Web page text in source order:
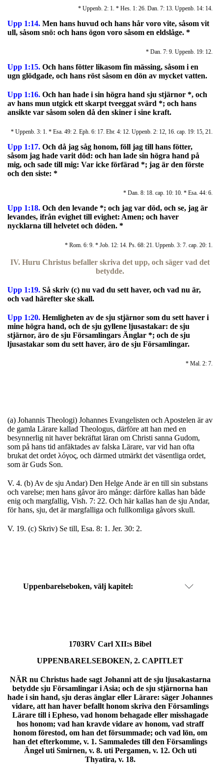
* Uppenb. 2: 1. * Hes. 1: 26. Dan. 7: 13. Uppenb. 14: 14.
Upp 1:14. Men hans huvud och hans hår voro vite, såsom vit
ull, såsom snö: och hans ögon voro såsom en eldslåge. *
* Dan. 7: 9. Uppenb. 19: 12.
Upp 1:15. Och hans fötter likasom fin mässing, såsom i en
ugn glödgade, och hans röst såsom en dön av mycket vatten.
Upp 1:16. Och han hade i sin högra hand sju stjärnor *, och
av hans mun utgick ett skarpt tveeggat svärd *; och hans
ansikte var såsom solen då den skiner i sine kraft.
* Uppenb. 3: 1. * Esa. 49: 2. Eph. 6: 17. Ebr. 4: 12. Uppenb. 2: 12, 16. cap. 19: 15, 21.
Upp 1:17. Och då jag såg honom, föll jag till hans fötter,
såsom jag hade varit död: och han lade sin högra hand på
mig, och sade till mig: Var icke förfärad *; jag är den förste
och den siste: *
* Dan. 8: 18. cap. 10: 10. * Esa. 44: 6.
Upp 1:18. Och den levande *; och jag var död, och se, jag är
levandes, ifrån evighet till evighet: Amen; och haver
nycklarna till helvetet och döden. *
* Rom. 6: 9. * Job. 12: 14. Ps. 68: 21. Uppenb. 3: 7. cap. 20: 1.
IV. Huru Christus befaller skriva det upp, och säger vad det
betydde.
Upp 1:19. Så skriv (c) nu vad du sett haver, och vad nu är,
och vad härefter ske skall.
Upp 1:20. Hemligheten av de sju stjärnor som du sett haver i
mine högra hand, och de sju gyllene ljusastakar: de sju
stjärnor, äro de sju Församlingars Änglar *; och de sju
ljusastakar som du sett haver, äro de sju Församlingar.
* Mal. 2: 7.
(a) Johannis Theologi) Johannes Evangelisten och Apostelen är av
de gamla Lärare kallad Theologus, därföre att han med en
besynnerlig nit haver bekräftat läran om Christi sanna Gudom,
som på hans tid anfäktades av falska Lärare, var vid han ofta
brukat det ordet λόγος, och därmed utmärkt det väsentliga ordet,
som är Guds Son.
V. 4. (b) Av de sju Andar) Den Helge Ande är en till sin substans
och varelse; men hans gåvor äro månge: därföre kallas han både
enig och margfallig, Vish. 7: 22. Och här kallas han de sju Andar,
för hans, sju, det är margfalliga och fullkomliga gåvors skull.
V. 19. (c) Skriv) Se till, Esa. 8: 1. Jer. 30: 2.
Uppenbarelseboken, välj kapitel:
1703RV Carl XII:s Bibel
UPPENBARELSEBOKEN, 2. CAPITLET
NÄR nu Christus hade sagt Johanni att de sju ljusakastarna
betydde sju Församlingar i Asia; och de sju stjärnorna han
hade i sin hand, sju deras änglar eller Lärare: säger Johannes
vidare, att han haver befallt honom skriva den Församlings
Lärare till i Epheso, vad honom behagade eller misshagade
hos honom; vad han kravde vidare av honom, vad straff
honom förestod, om han det försummade; och vad lön, om
han det efterkomme, v. 1. Sammaledes till den Församlings
Ängel uti Smirnen, v. 8. uti Pergamen, v. 12. Och uti
Thyatira, v. 18.